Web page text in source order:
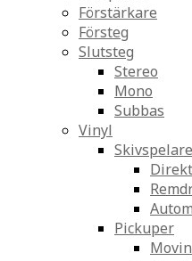
Förstärkare
Försteg
Slutsteg
Stereo
Mono
Subbas
Vinyl
Skivspelare
Pickuper